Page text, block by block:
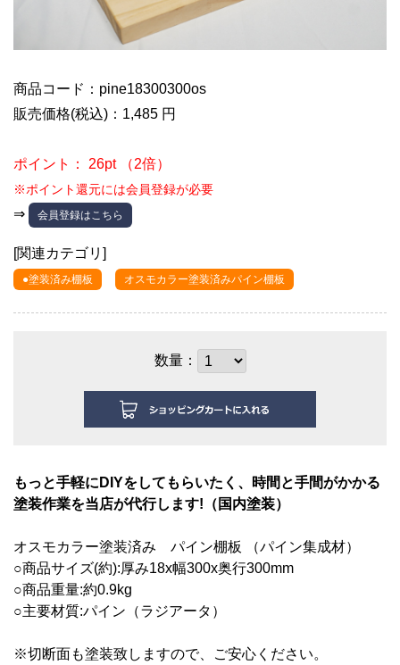
商品コード：pine18300300os
販売価格(税込)：1,485 円
ポイント： 26pt （2倍）
※ポイント還元には会員登録が必要
⇒ 会員登録はこちら
[関連カテゴリ]
●塗装済み棚板 オスモカラー塗装済みパイン棚板
数量：
もっと手軽にDIYをしてもらいたく、時間と手間がかかる
塗装作業を当店が代行します!（国内塗装）
オスモカラー塗装済み パイン棚板 （パイン集成材）
○商品サイズ(約):厚み18x幅300x奥行300mm
○商品重量:約0.9kg
○主要材質:パイン（ラジアータ）
※切断面も塗装致しますので、ご安心ください。